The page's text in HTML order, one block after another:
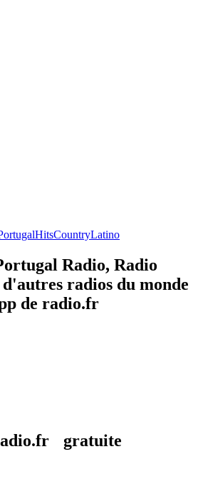
HitsCountryLatino
Radio, Radio
radios du monde
de radio.fr
gratuite